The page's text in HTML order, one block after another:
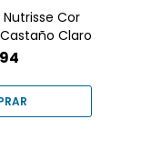
Cor
Claro